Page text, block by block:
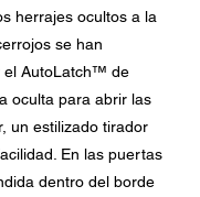
herrajes ocultos a la
se han
el AutoLatch™ de
oculta para abrir las
un estilizado tirador
En las puertas
dentro del borde